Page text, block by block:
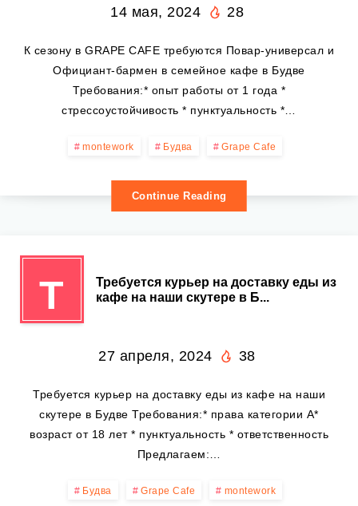
14 мая, 2024 28
К сезону в GRAPE CAFE требуются Повар-универсал и
Официант-бармен в семейное кафе в Будве
Требования:* опыт работы от 1 года *
стрессоустойчивость * пунктуальность *…
montework Будва Grape Cafe
Continue Reading
Т
Требуется курьер на доставку еды из
кафе на наши скутере в Б...
27 апреля, 2024 38
Требуется курьер на доставку еды из кафе на наши
скутере в Будве Требования:* права категории A*
возраст от 18 лет * пунктуальность * ответственность
Предлагаем:…
Будва Grape Cafe montework